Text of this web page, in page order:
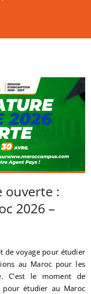
ouverte :
2026 –
de voyage pour étudier
au Maroc pour les
C’est le moment de
étudier au Maroc